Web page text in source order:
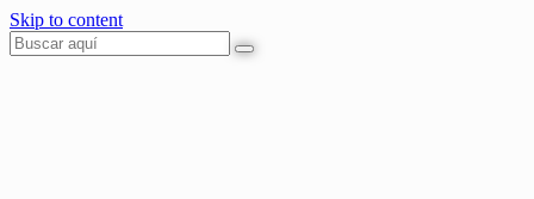
Skip to content